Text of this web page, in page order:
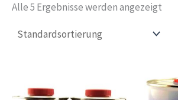
Alle 5 Ergebnisse werden angezeigt